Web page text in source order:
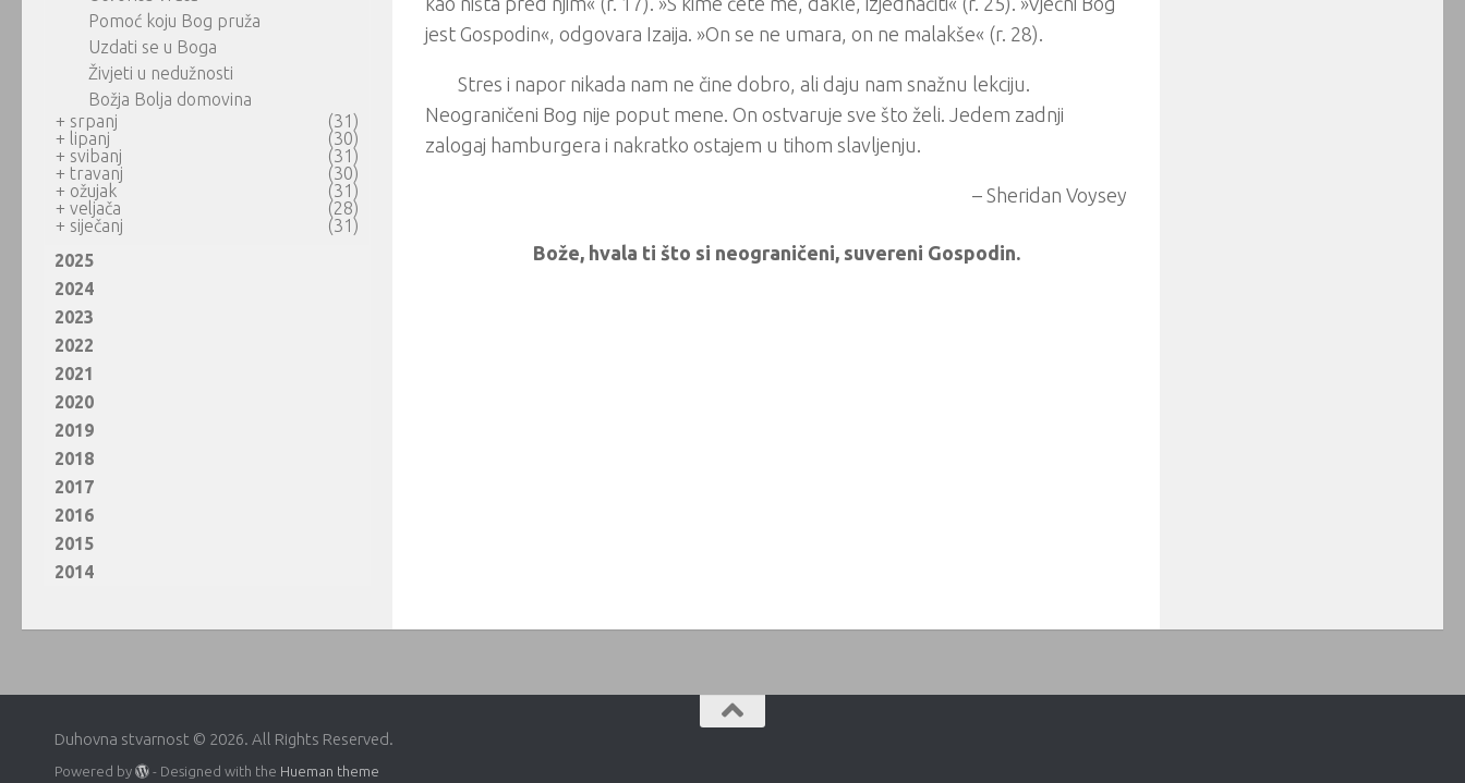
jest Gospodin«, odgovara Izaija. »On se ne umara, on ne malakše« (r. 28).
Stres i napor nikada nam ne čine dobro, ali daju nam snažnu lekciju.
Neograničeni Bog nije poput mene. On ostvaruje sve što želi. Jedem zadnji
zalogaj hamburgera i nakratko ostajem u tihom slavljenju.
– Sheridan Voysey
Bože, hvala ti što si neograničeni, suvereni Gospodin.
Pomoć koju Bog pruža
Uzdati se u Boga
Živjeti u nedužnosti
Božja Bolja domovina
+ srpanj
(31)
+ lipanj
(30)
+ svibanj
(31)
+ travanj
(30)
+ ožujak
(31)
+ veljača
(28)
+ siječanj
(31)
2025
2024
2023
2022
2021
2020
2019
2018
2017
2016
2015
2014
Duhovna stvarnost © 2026. All Rights Reserved.
Powered by - Designed with the Hueman theme